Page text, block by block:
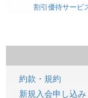
割引優待サービ
約款・規約
新規入会申し込